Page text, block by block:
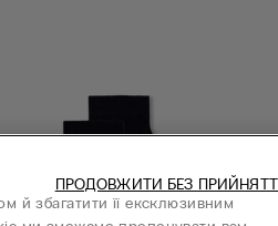
й збагатити її ексклюзивним
ПРОДОВЖИТИ БЕЗ